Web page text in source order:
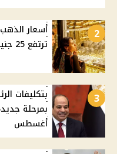
2
ترتفع 25 جنيهًا وعيار 21 يسجل 6125 جنيهًا
3
بتكليفات
أغسطس